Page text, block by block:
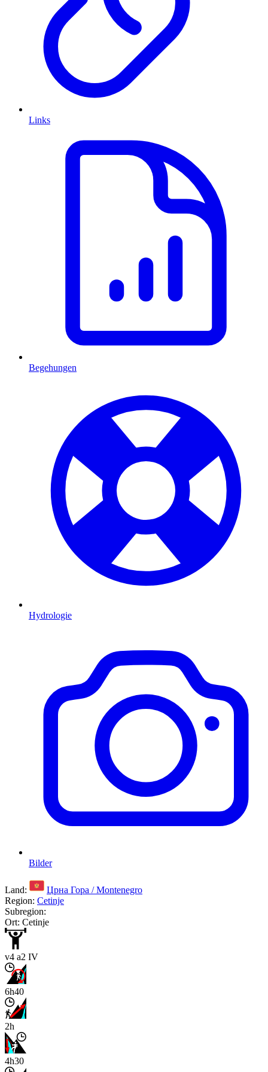
Links
Begehungen
Hydrologie
Bilder
Land:
Црна Гора / Montenegro
Region: Cetinje
Subregion:
Ort: Cetinje
v4 a2 IV
6h40
2h
4h30